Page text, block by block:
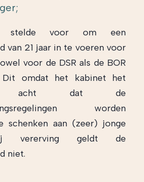
stelde voor om een
van 21 jaar in te voeren voor
voor de DSR als de BOR
Dit omdat het kabinet het
acht dat de
worden
schenken aan (zeer) jonge
vererving geldt de
niet.